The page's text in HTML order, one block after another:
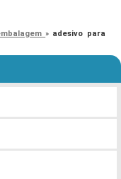
» adesivo para